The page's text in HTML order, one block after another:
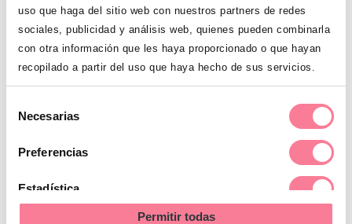
uso que haga del sitio web con nuestros partners de redes
sociales, publicidad y análisis web, quienes pueden combinarla
con otra información que les haya proporcionado o que hayan
recopilado a partir del uso que haya hecho de sus servicios.
Necesarias
Preferencias
Estadística
Permitir todas